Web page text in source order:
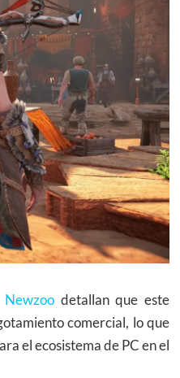
Newzoodetallan que este
comercial, lo que
el ecosistema de PC en el